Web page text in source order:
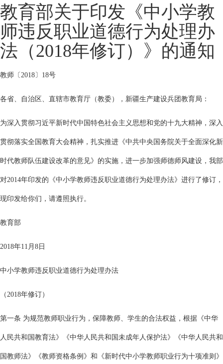
教育部关于印发《中小学教
师违反职业道德行为处理办
法（2018年修订）》的通知
教师〔2018〕18号
各省、自治区、直辖市教育厅（教委），新疆生产建设兵团教育局：
为深入贯彻习近平新时代中国特色社会主义思想和党的十九大精神，深入
贯彻落实全国教育大会精神，扎实推进《中共中央国务院关于全面深化新
时代教师队伍建设改革的意见》的实施，进一步加强师德师风建设，我部
对2014年印发的《中小学教师违反职业道德行为处理办法》进行了修订，
现印发给你们，请遵照执行。
教育部
2018年11月8日
中小学教师违反职业道德行为处理办法
（2018年修订）
第一条 为规范教师职业行为，保障教师、学生的合法权益，根据《中华
人民共和国教育法》《中华人民共和国未成年人保护法》《中华人民共和
国教师法》《教师资格条例》和《新时代中小学教师职业行为十项准则》